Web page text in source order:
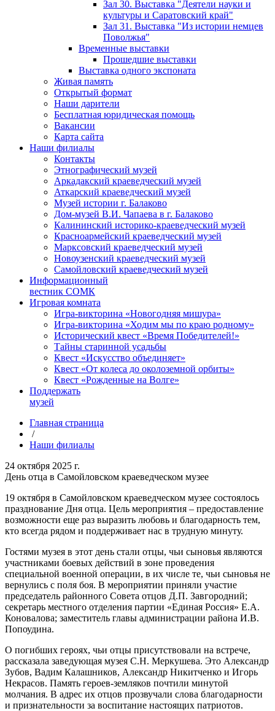
Зал 30. Выставка "Деятели науки и
культуры и Саратовский край"
Зал 31. Выставка "Из истории немцев
Поволжья"
Временные выставки
Прошедшие выставки
Выставка одного экспоната
Живая память
Открытый формат
Наши дарители
Бесплатная юридическая помощь
Вакансии
Карта сайта
Наши филиалы
Контакты
Этнографический музей
Аркадакский краеведческий музей
Аткарский краеведческий музей
Музей истории г. Балаково
Дом-музей В.И. Чапаева в г. Балаково
Калининский историко-краеведческий музей
Красноармейский краеведческий музей
Марксовский краеведческий музей
Новоузенский краеведческий музей
Самойловский краеведческий музей
Информационный
вестник СОМК
Игровая комната
Игра-викторина «Новогодняя мишура»
Игра-викторина «Ходим мы по краю родному»
Исторический квест «Время Победителей!»
Тайны старинной усадьбы
Квест «Искусство объединяет»
Квест «От колеса до околоземной орбиты»
Квест «Рожденные на Волге»
Поддержать
музей
Главная страница
/
Наши филиалы
24 октября 2025 г.
День отца в Самойловском краеведческом музее
19 октября в Самойловском краеведческом музее состоялось
празднование Дня отца. Цель мероприятия – предоставление
возможности еще раз выразить любовь и благодарность тем,
кто всегда рядом и поддерживает нас в трудную минуту.
Гостями музея в этот день стали отцы, чьи сыновья являются
участниками боевых действий в зоне проведения
специальной военной операции, в их числе те, чьи сыновья не
вернулись с поля боя. В мероприятии приняли участие
председатель районного Совета отцов Д.П. Завгородний;
секретарь местного отделения партии «Единая Россия» Е.А.
Коновалова; заместитель главы администрации района И.В.
Попоудина.
О погибших героях, чьи отцы присутствовали на встрече,
рассказала заведующая музея С.Н. Меркушева. Это Александр
Зубов, Вадим Калашников, Александр Никитченко и Игорь
Некрасов. Память героев-земляков почтили минутой
молчания. В адрес их отцов прозвучали слова благодарности
и признательности за воспитание настоящих патриотов.